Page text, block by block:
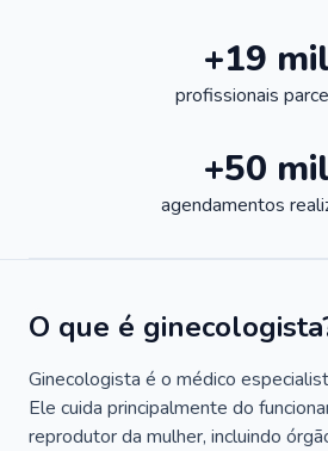
+19 mil
profissionais
+50 mil
agendamentos
O que é
Ginecologista é o médico
Ele cuida principalmente do
reprodutor da mulher, incluindo